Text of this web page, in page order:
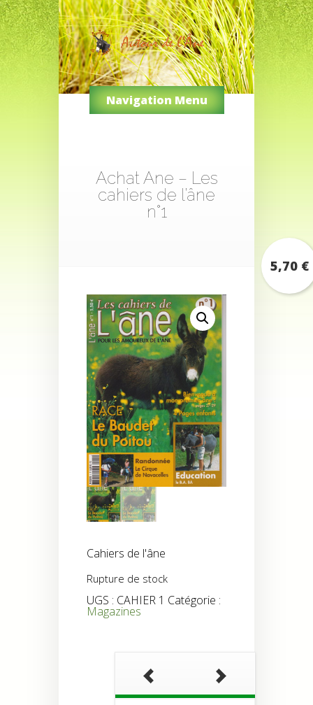
Navigation Menu
Achat Ane – Les
cahiers de l’âne
n°1
5,70 €
Cahiers de l'âne
Rupture de stock
UGS : CAHIER 1 Catégorie :
Magazines